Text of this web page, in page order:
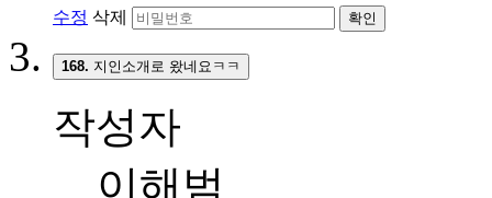
수정 삭제 확인
168. 지인소개로 왔네요ㅋㅋ
작성자
이해범